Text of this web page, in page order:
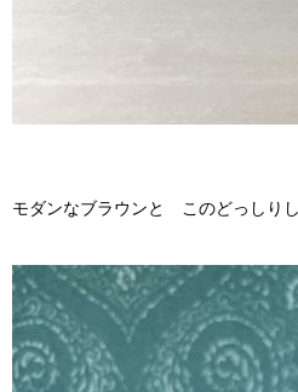
モダンなブラウンと このどっしり